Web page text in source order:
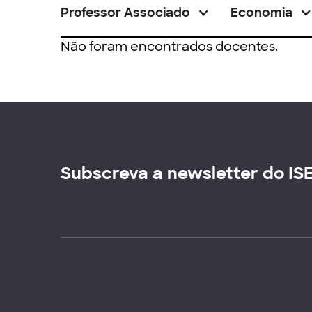
Professor Associado Economia
Não foram encontrados docentes.
Subscreva a newsletter do